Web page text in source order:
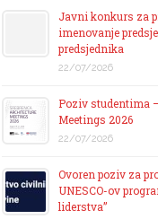
Javni konkurs za
imenovanje
predsjednika
22/07/2026
Poziv studentima
Meetings 2026
22/07/2026
Ovoren poziv za
UNESCO-ov
liderstva”